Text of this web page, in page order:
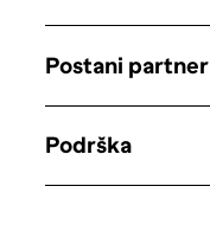
Postani partner
Podrška